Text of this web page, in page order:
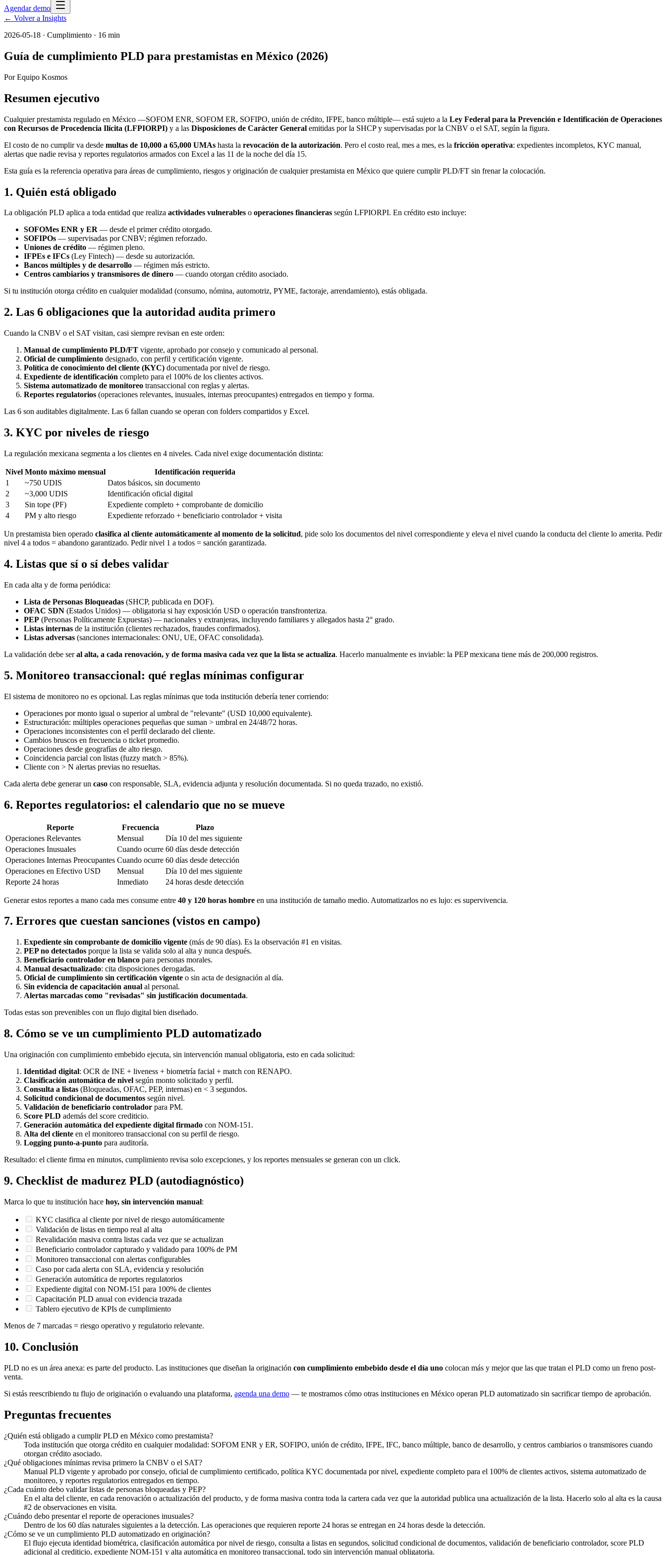
Agendar demo
← Volver a Insights
2026-05-18 · Cumplimiento · 16 min
Guía de cumplimiento PLD para prestamistas en México (2026)
Por Equipo Kosmos
Resumen ejecutivo
Cualquier prestamista regulado en México —SOFOM ENR, SOFOM ER, SOFIPO, unión de crédito, IFPE, banco múltiple— está sujeto a la Ley Federal para la Prevención e Identificación de Operaciones
con Recursos de Procedencia Ilícita (LFPIORPI) y a las Disposiciones de Carácter General emitidas por la SHCP y supervisadas por la CNBV o el SAT, según la figura.
El costo de no cumplir va desde multas de 10,000 a 65,000 UMAs hasta la revocación de la autorización. Pero el costo real, mes a mes, es la fricción operativa: expedientes incompletos, KYC manual,
alertas que nadie revisa y reportes regulatorios armados con Excel a las 11 de la noche del día 15.
Esta guía es la referencia operativa para áreas de cumplimiento, riesgos y originación de cualquier prestamista en México que quiere cumplir PLD/FT sin frenar la colocación.
1. Quién está obligado
La obligación PLD aplica a toda entidad que realiza actividades vulnerables o operaciones financieras según LFPIORPI. En crédito esto incluye:
SOFOMes ENR y ER — desde el primer crédito otorgado.
SOFIPOs — supervisadas por CNBV; régimen reforzado.
Uniones de crédito — régimen pleno.
IFPEs e IFCs (Ley Fintech) — desde su autorización.
Bancos múltiples y de desarrollo — régimen más estricto.
Centros cambiarios y transmisores de dinero — cuando otorgan crédito asociado.
Si tu institución otorga crédito en cualquier modalidad (consumo, nómina, automotriz, PYME, factoraje, arrendamiento), estás obligada.
2. Las 6 obligaciones que la autoridad audita primero
Cuando la CNBV o el SAT visitan, casi siempre revisan en este orden:
Manual de cumplimiento PLD/FT vigente, aprobado por consejo y comunicado al personal.
Oficial de cumplimiento designado, con perfil y certificación vigente.
Política de conocimiento del cliente (KYC) documentada por nivel de riesgo.
Expediente de identificación completo para el 100% de los clientes activos.
Sistema automatizado de monitoreo transaccional con reglas y alertas.
Reportes regulatorios (operaciones relevantes, inusuales, internas preocupantes) entregados en tiempo y forma.
Las 6 son auditables digitalmente. Las 6 fallan cuando se operan con folders compartidos y Excel.
3. KYC por niveles de riesgo
La regulación mexicana segmenta a los clientes en 4 niveles. Cada nivel exige documentación distinta:
Nivel Monto máximo mensual
Identificación requerida
1
~750 UDIS
Datos básicos, sin documento
2
~3,000 UDIS
Identificación oficial digital
3
Sin tope (PF)
Expediente completo + comprobante de domicilio
4
PM y alto riesgo Expediente reforzado + beneficiario controlador + visita
Un prestamista bien operado clasifica al cliente automáticamente al momento de la solicitud, pide solo los documentos del nivel correspondiente y eleva el nivel cuando la conducta del cliente lo amerita. Pedir
nivel 4 a todos = abandono garantizado. Pedir nivel 1 a todos = sanción garantizada.
4. Listas que sí o sí debes validar
En cada alta y de forma periódica:
Lista de Personas Bloqueadas (SHCP, publicada en DOF).
OFAC SDN (Estados Unidos) — obligatoria si hay exposición USD o operación transfronteriza.
PEP (Personas Políticamente Expuestas) — nacionales y extranjeras, incluyendo familiares y allegados hasta 2° grado.
Listas internas de la institución (clientes rechazados, fraudes confirmados).
Listas adversas (sanciones internacionales: ONU, UE, OFAC consolidada).
La validación debe seral alta, a cada renovación, y de forma masiva cada vez que la lista se actualiza. Hacerlo manualmente es inviable: la PEP mexicana tiene más de 200,000 registros.
5. Monitoreo transaccional: qué reglas mínimas configurar
El sistema de monitoreo no es opcional. Las reglas mínimas que toda institución debería tener corriendo:
Operaciones por monto igual o superior al umbral de "relevante" (USD 10,000 equivalente).
Estructuración: múltiples operaciones pequeñas que suman > umbral en 24/48/72 horas.
Operaciones inconsistentes con el perfil declarado del cliente.
Cambios bruscos en frecuencia o ticket promedio.
Operaciones desde geografías de alto riesgo.
Coincidencia parcial con listas (fuzzy match > 85%).
Cliente con > N alertas previas no resueltas.
Cada alerta debe generar un caso con responsable, SLA, evidencia adjunta y resolución documentada. Si no queda trazado, no existió.
6. Reportes regulatorios: el calendario que no se mueve
Reporte Frecuencia
Plazo
Operaciones Relevantes
Mensual
Día 10 del mes siguiente
Operaciones Inusuales
Cuando ocurre 60 días desde detección
Operaciones Internas Preocupantes Cuando ocurre 60 días desde detección
Operaciones en Efectivo USD
Mensual
Día 10 del mes siguiente
Reporte 24 horas
Inmediato 24 horas desde detección
Generar estos reportes a mano cada mes consume entre 40 y 120 horas hombre en una institución de tamaño medio. Automatizarlos no es lujo: es supervivencia.
7. Errores que cuestan sanciones (vistos en campo)
Expediente sin comprobante de domicilio vigente (más de 90 días). Es la observación #1 en visitas.
PEP no detectados porque la lista se valida solo al alta y nunca después.
Beneficiario controlador en blanco para personas morales.
Manual desactualizado: cita disposiciones derogadas.
Oficial de cumplimiento sin certificación vigente o sin acta de designación al día.
Sin evidencia de capacitación anual al personal.
Alertas marcadas como "revisadas" sin justificación documentada.
Todas estas son prevenibles con un flujo digital bien diseñado.
8. Cómo se ve un cumplimiento PLD automatizado
Una originación con cumplimiento embebido ejecuta, sin intervención manual obligatoria, esto en cada solicitud:
Identidad digital: OCR de INE + liveness + biometría facial + match con RENAPO.
Clasificación automática de nivel según monto solicitado y perfil.
Consulta a listas (Bloqueadas, OFAC, PEP, internas) en < 3 segundos.
Solicitud condicional de documentos según nivel.
Validación de beneficiario controlador para PM.
Score PLD además del score crediticio.
Generación automática del expediente digital firmado con NOM-151.
Alta del cliente en el monitoreo transaccional con su perfil de riesgo.
Logging punto-a-punto para auditoría.
Resultado: el cliente firma en minutos, cumplimiento revisa solo excepciones, y los reportes mensuales se generan con un click.
9. Checklist de madurez PLD (autodiagnóstico)
Marca lo que tu institución hace hoy, sin intervención manual:
KYC clasifica al cliente por nivel de riesgo automáticamente
Validación de listas en tiempo real al alta
Revalidación masiva contra listas cada vez que se actualizan
Beneficiario controlador capturado y validado para 100% de PM
Monitoreo transaccional con alertas configurables
Caso por cada alerta con SLA, evidencia y resolución
Generación automática de reportes regulatorios
Expediente digital con NOM-151 para 100% de clientes
Capacitación PLD anual con evidencia trazada
Tablero ejecutivo de KPIs de cumplimiento
Menos de 7 marcadas = riesgo operativo y regulatorio relevante.
10. Conclusión
PLD no es un área anexa: es parte del producto. Las instituciones que diseñan la originación con cumplimiento embebido desde el día uno colocan más y mejor que las que tratan el PLD como un freno post-
venta.
Si estás reescribiendo tu flujo de originación o evaluando una plataforma, agenda una demo — te mostramos cómo otras instituciones en México operan PLD automatizado sin sacrificar tiempo de aprobación.
Preguntas frecuentes
¿Quién está obligado a cumplir PLD en México como prestamista?
Toda institución que otorga crédito en cualquier modalidad: SOFOM ENR y ER, SOFIPO, unión de crédito, IFPE, IFC, banco múltiple, banco de desarrollo, y centros cambiarios o transmisores cuando
otorgan crédito asociado.
¿Qué obligaciones mínimas revisa primero la CNBV o el SAT?
Manual PLD vigente y aprobado por consejo, oficial de cumplimiento certificado, política KYC documentada por nivel, expediente completo para el 100% de clientes activos, sistema automatizado de
monitoreo, y reportes regulatorios entregados en tiempo.
¿Cada cuánto debo validar listas de personas bloqueadas y PEP?
En el alta del cliente, en cada renovación o actualización del producto, y de forma masiva contra toda la cartera cada vez que la autoridad publica una actualización de la lista. Hacerlo solo al alta es la causa
#2 de observaciones en visita.
¿Cuándo debo presentar el reporte de operaciones inusuales?
Dentro de los 60 días naturales siguientes a la detección. Las operaciones que requieren reporte 24 horas se entregan en 24 horas desde la detección.
¿Cómo se ve un cumplimiento PLD automatizado en originación?
El flujo ejecuta identidad biométrica, clasificación automática por nivel de riesgo, consulta a listas en segundos, solicitud condicional de documentos, validación de beneficiario controlador, score PLD
adicional al crediticio, expediente NOM-151 y alta automática en monitoreo transaccional, todo sin intervención manual obligatoria.